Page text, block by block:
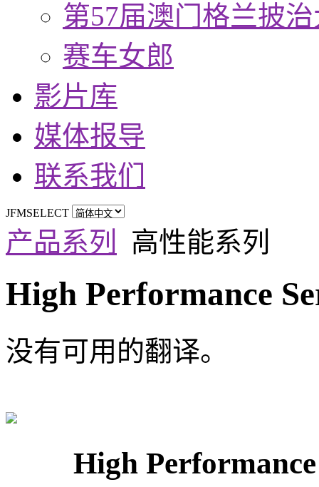
第57届澳门格兰披
赛车女郎
影片库
媒体报导
联系我们
JFMSELECT
产品系列 高性能系列
High Performance
没有可用的翻译。
High